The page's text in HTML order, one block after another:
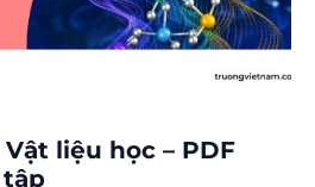
liệu học – PDF